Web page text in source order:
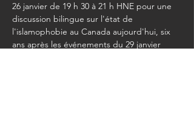
26 janvier de 19 h 30 à 21 h HNE pour une
discussion bilingue sur l'état de
l'islamophobie au Canada aujourd'hui, six
ans après les événements du 29 janvier